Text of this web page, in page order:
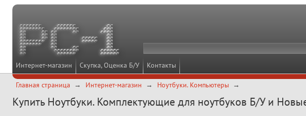
Интернет-магазин Скупка, Оценка Б/У Контакты
Главная страница Интернет-магазин Ноутбуки. Компьютеры
Купить Ноутбуки. Комплектующие для ноутбуков Б/У и